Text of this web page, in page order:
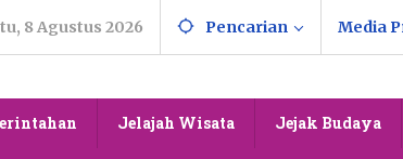
8 Agustus 2026 Pencarian Media
Jelajah Wisata Jejak Budaya